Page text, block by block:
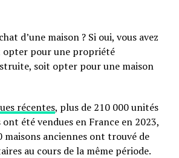
d’une maison ? Si oui, vous avez
opter pour une propriété
soit opter pour une maison
récentes, plus de 210 000 unités
ont été vendues en France en 2023,
maisons anciennes ont trouvé de
au cours de la même période.